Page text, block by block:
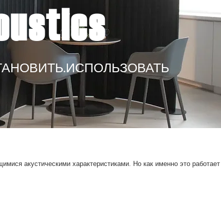
акустическими характеристиками. Но как именно это работает